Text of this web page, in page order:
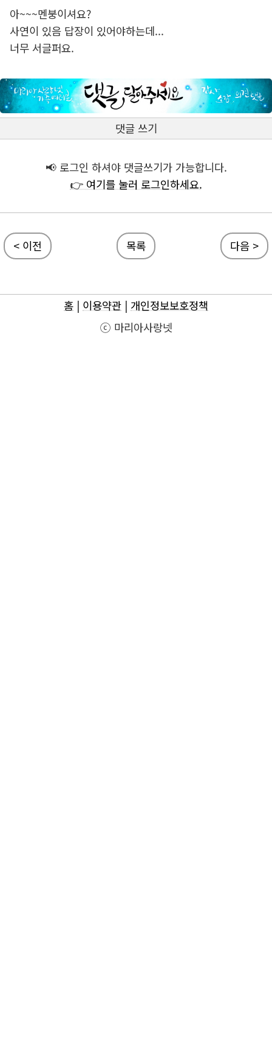
아~~~멘붕이셔요?
사연이 있음 답장이 있어야하는데...
너무 서글퍼요.
댓글 쓰기
📢 로그인 하셔야 댓글쓰기가 가능합니다.
👉 여기를 눌러 로그인하세요.
< 이전 목록 다음 >
홈 | 이용약관 | 개인정보보호정책
ⓒ 마리아사랑넷